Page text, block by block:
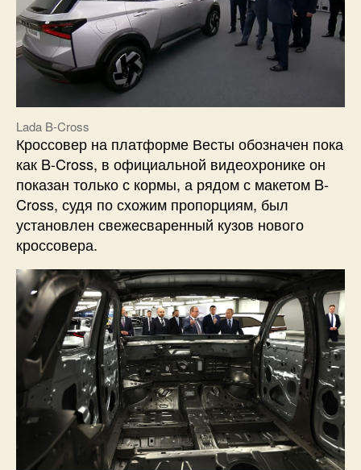
Lada B-Cross
Кроссовер на платформе Весты обозначен пока
как B-Cross, в официальной видеохронике он
показан только с кормы, а рядом с макетом B-
Cross, судя по схожим пропорциям, был
установлен свежесваренный кузов нового
кроссовера.